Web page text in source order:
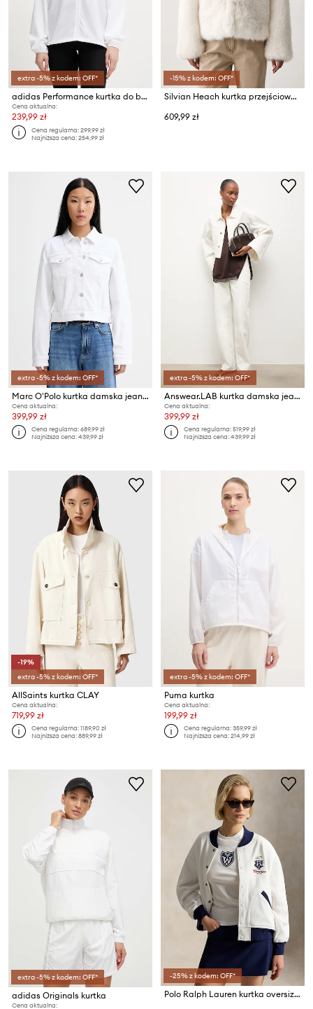
extra -5% z kodem: OFF*
adidas Performance kurtka do biegania Run Essentials
Cena aktualna:
239,99 zł
Cena regularna:299,99 zł
Najniższa cena:254,99 zł
-15% z kodem: OFF*
Silvian Heach kurtka przejściowa damska UNNAT
609,99 zł
extra -5% z kodem: OFF*
Marc O'Polo kurtka damska jeansowa
Cena aktualna:
399,99 zł
Cena regularna:689,99 zł
Najniższa cena:439,99 zł
extra -5% z kodem: OFF*
Answear.LAB kurtka damska jeansowa z kolekcji Unscripted
Cena aktualna:
399,99 zł
Cena regularna:519,99 zł
Najniższa cena:439,99 zł
-19%
extra -5% z kodem: OFF*
AllSaints kurtka CLAY
Cena aktualna:
719,99 zł
Cena regularna:1189,90 zł
Najniższa cena:889,99 zł
extra -5% z kodem: OFF*
Puma kurtka
Cena aktualna:
199,99 zł
Cena regularna:359,99 zł
Najniższa cena:214,99 zł
extra -5% z kodem: OFF*
adidas Originals kurtka
Cena aktualna:
-25% z kodem: OFF*
Polo Ralph Lauren kurtka oversize damska Wimbledon